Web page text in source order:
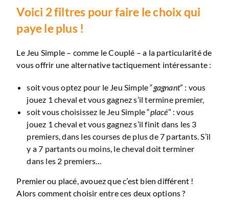
Voici 2 filtres pour faire le choix qui
paye le plus !
Le Jeu Simple – comme le Couplé – a la particularité de
vous offrir une alternative tactiquement intéressante :
soit vous optez pour le Jeu Simple “gagnant” : vous
jouez 1 cheval et vous gagnez s’il termine premier,
soit vous choisissez le Jeu Simple “placé” : vous
jouez 1 cheval et vous gagnez s’il finit dans les 3
premiers, dans les courses de plus de 7 partants. S’il
y a 7 partants ou moins, le cheval doit terminer
dans les 2 premiers…
Premier ou placé, avouez que c’est bien différent !
Alors comment choisir entre ces deux options ?